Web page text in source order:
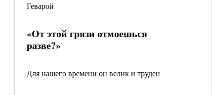
Геварой
«От этой грязи отмоешься
разве?»
Для нашего времени он велик и труден